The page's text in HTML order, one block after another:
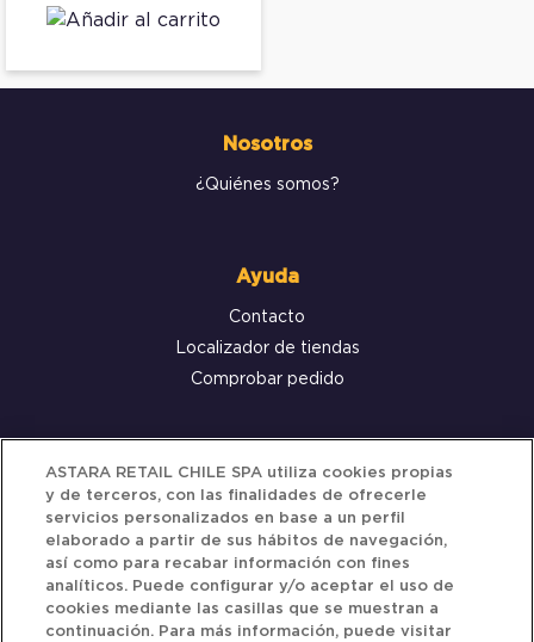
Nosotros
¿Quiénes somos?
Ayuda
Contacto
Localizador de tiendas
Comprobar pedido
Servicio al cliente
Términos y Condiciones
Política de privacidad
Política de Cookies
ASTARA RETAIL CHILE SPA utiliza cookies propias
y de terceros, con las finalidades de ofrecerle
servicios personalizados en base a un perfil
elaborado a partir de sus hábitos de navegación,
así como para recabar información con fines
analíticos. Puede configurar y/o aceptar el uso de
cookies mediante las casillas que se muestran a
continuación. Para más información, puede visitar